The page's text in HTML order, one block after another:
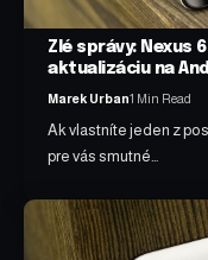
Zlé správy: Nexus
aktualizáciu na
Marek Urban1 Min Read
Ak vlastníte jeden z
pre vás smutné…